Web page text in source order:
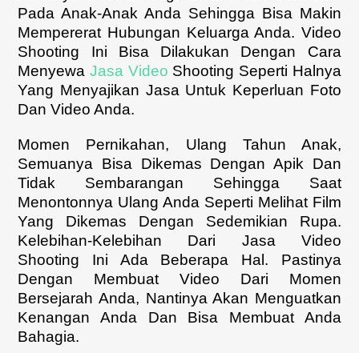
Pada Anak-Anak Anda Sehingga Bisa Makin
Mempererat Hubungan Keluarga Anda. Video
Shooting Ini Bisa Dilakukan Dengan Cara
MenyewaJasa Video Shooting Seperti Halnya
Yang Menyajikan Jasa Untuk Keperluan Foto
Dan Video Anda.
Momen Pernikahan, Ulang Tahun Anak,
Semuanya Bisa Dikemas Dengan Apik Dan
Tidak Sembarangan Sehingga Saat
Menontonnya Ulang Anda Seperti Melihat Film
Yang Dikemas Dengan Sedemikian Rupa.
Kelebihan-Kelebihan Dari Jasa Video
Shooting Ini Ada Beberapa Hal. Pastinya
Dengan Membuat Video Dari Momen
Bersejarah Anda, Nantinya Akan Menguatkan
Kenangan Anda Dan Bisa Membuat Anda
Bahagia.